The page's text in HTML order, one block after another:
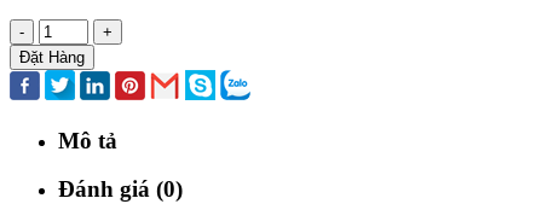
-
+
Đặt Hàng
Mô tả
Đánh giá (0)